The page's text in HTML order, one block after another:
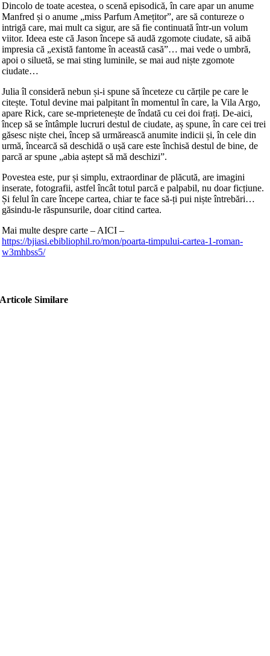
Dincolo de toate acestea, o scenă episodică, în care apar un anume
Manfred și o anume „miss Parfum Amețitor”, are să contureze o
intrigă care, mai mult ca sigur, are să fie continuată într-un volum
viitor. Ideea este că Jason începe să audă zgomote ciudate, să aibă
impresia că „există fantome în această casă”… mai vede o umbră,
apoi o siluetă, se mai sting luminile, se mai aud niște zgomote
ciudate…
Julia îl consideră nebun și-i spune să înceteze cu cărțile pe care le
citește. Totul devine mai palpitant în momentul în care, la Vila Argo,
apare Rick, care se-mprietenește de îndată cu cei doi frați. De-aici,
încep să se întâmple lucruri destul de ciudate, aș spune, în care cei trei
găsesc niște chei, încep să urmărească anumite indicii și, în cele din
urmă, încearcă să deschidă o ușă care este închisă destul de bine, de
parcă ar spune „abia aștept să mă deschizi”.
Povestea este, pur și simplu, extraordinar de plăcută, are imagini
inserate, fotografii, astfel încât totul parcă e palpabil, nu doar ficțiune.
Și felul în care începe cartea, chiar te face să-ți pui niște întrebări…
găsindu-le răspunsurile, doar citind cartea.
Mai multe despre carte – AICI –
https://bjiasi.ebibliophil.ro/mon/poarta-timpului-cartea-1-roman-
w3mhbss5/
Articole Similare